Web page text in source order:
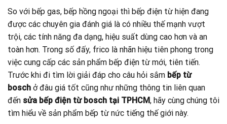
So với bếp gas, bếp hồng ngoại thì bếp điện từ hiện đang
được các chuyên gia đánh giá là có nhiều thế mạnh vượt
trội, các tính năng đa dạng, hiệu suất dùng cao hơn và an
toàn hơn. Trong số đấy, frico là nhãn hiệu tiên phong trong
việc cung cấp các sản phẩm bếp điện từ mới, tiên tiến.
Trước khi đi tìm lời giải đáp cho câu hỏi sắm bếp từ
bosch ở đâu giá tốt cũng như những thông tin liên quan
đến sửa bếp điện từ bosch tại TPHCM, hãy cùng chúng tôi
tìm hiểu về sản phẩm bếp từ nức tiếng thế giới này.